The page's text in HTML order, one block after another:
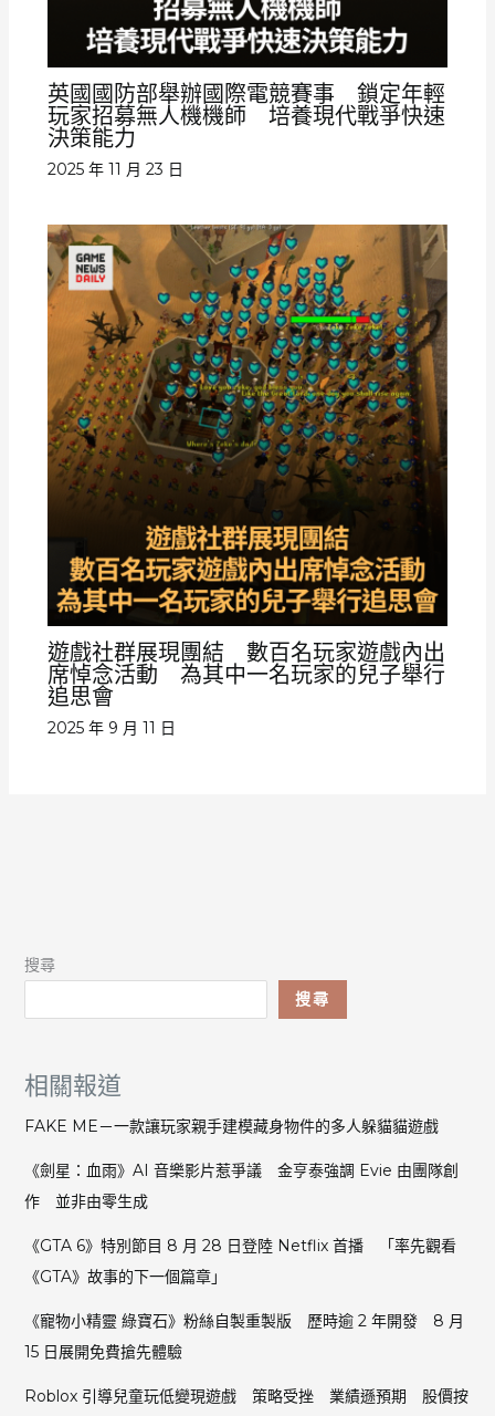
英國國防部舉辦國際電競賽事 鎖定年輕
玩家招募無人機機師 培養現代戰爭快速
決策能力
2025 年 11 月 23 日
遊戲社群展現團結 數百名玩家遊戲內出
席悼念活動 為其中一名玩家的兒子舉行
追思會
2025 年 9 月 11 日
搜尋
搜尋
相關報道
FAKE ME－一款讓玩家親手建模藏身物件的多人躲貓貓遊戲
《劍星：血雨》AI 音樂影片惹爭議 金亨泰強調 Evie 由團隊創
作 並非由零生成
《GTA 6》特別節目 8 月 28 日登陸 Netflix 首播 「率先觀看
《GTA》故事的下一個篇章」
《寵物小精靈 綠寶石》粉絲自製重製版 歷時逾 2 年開發 8 月
15 日展開免費搶先體驗
Roblox 引導兒童玩低變現遊戲 策略受挫 業績遜預期 股價按